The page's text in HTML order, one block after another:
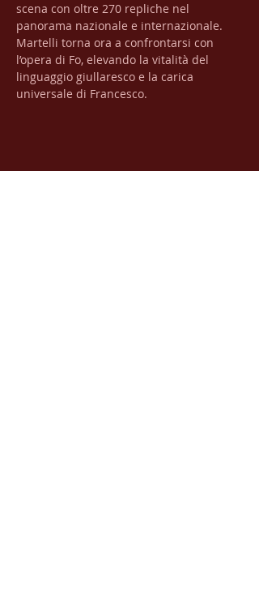
scena con oltre 270 repliche nel
panorama nazionale e internazionale.
Martelli torna ora a confrontarsi con
l’opera di Fo, elevando la vitalità del
linguaggio giullaresco e la carica
universale di Francesco.